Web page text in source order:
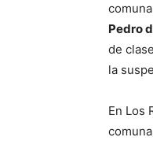
Pedro
de
la
En Los